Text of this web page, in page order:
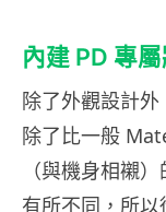
內建 PD 專
除了外觀設計外
除了比一般
（與機身相襯
有所不同，所